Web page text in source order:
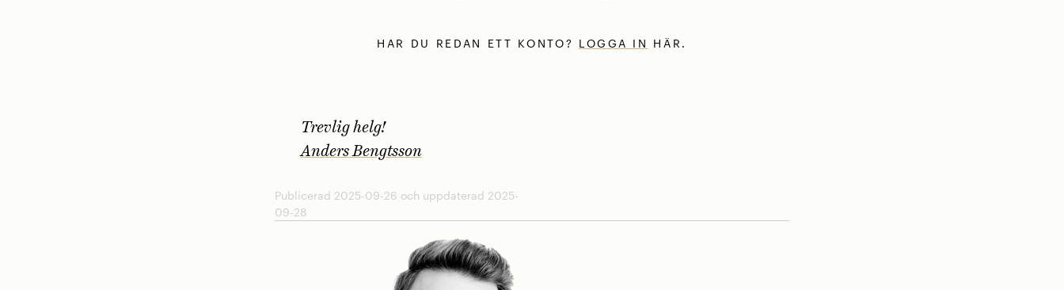
HAR DU REDAN ETT KONTO? LOGGA IN HÄR.
Trevlig helg!
Anders Bengtsson
Publicerad 2025-09-26 och uppdaterad 2025-
09-28